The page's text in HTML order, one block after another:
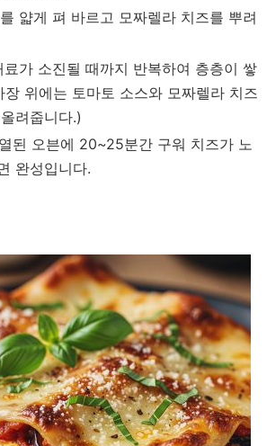
얇게 펴 바르고 모짜렐라 치즈를 뿌려
료가 소진될 때까지 반복하여 층층이 쌓
장 위에는 토마토 소스와 모짜렐라 치즈
려줍니다.)
된 오븐에 20~25분간 구워 치즈가 노
완성입니다.